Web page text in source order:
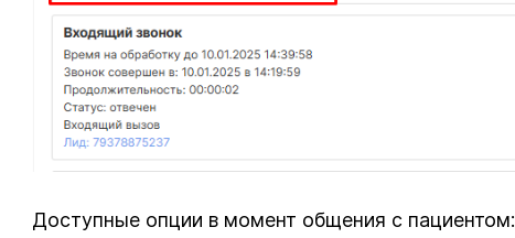
Доступные опции в момент общения с пациентом: